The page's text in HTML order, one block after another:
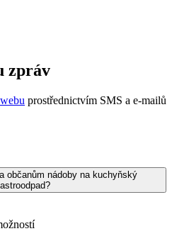
zpráv
prostřednictvím SMS a e-mailů
občanům nádoby na kuchyňský